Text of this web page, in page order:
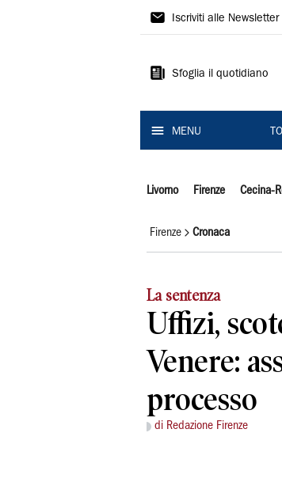
Il
Iscriviti alle Newsletter
Sfoglia il quotidiano
MENU
Livorno Firenze Cecina-
Firenze Cronaca
La sentenza
Uffizi,
Venere:
processo
di Redazione Firenze